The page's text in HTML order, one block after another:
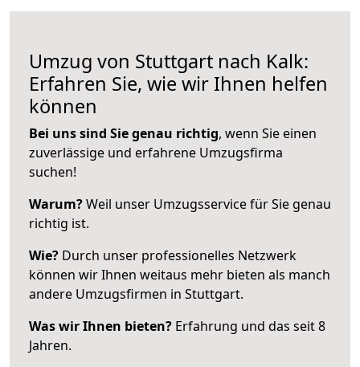
Umzug von Stuttgart nach Kalk:
Erfahren Sie, wie wir Ihnen helfen
können
Bei uns sind Sie genau richtig, wenn Sie einen
zuverlässige und erfahrene Umzugsfirma
suchen!
Warum?Weil unser Umzugsservice für Sie genau
richtig ist.
Wie? Durch unser professionelles Netzwerk
können wir Ihnen weitaus mehr bieten als manch
andere Umzugsfirmen in Stuttgart.
Was wir Ihnen bieten? Erfahrung und das seit 8
Jahren.